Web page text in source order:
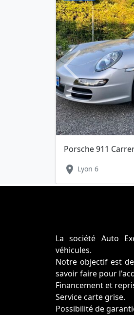
Porsche 911
location_on Lyon 6
Previous
La société Auto
véhicules.
Notre objectif est
savoir faire pour
Financement et
Service carte grise.
Possibilité de